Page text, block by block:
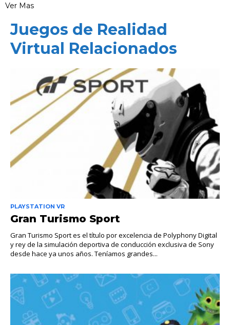
Ver Mas
Juegos de Realidad
Virtual Relacionados
PLAYSTATION VR
Gran Turismo Sport
Gran Turismo Sport es el título por excelencia de Polyphony Digital
y rey de la simulación deportiva de conducción exclusiva de Sony
desde hace ya unos años. Teníamos grandes...